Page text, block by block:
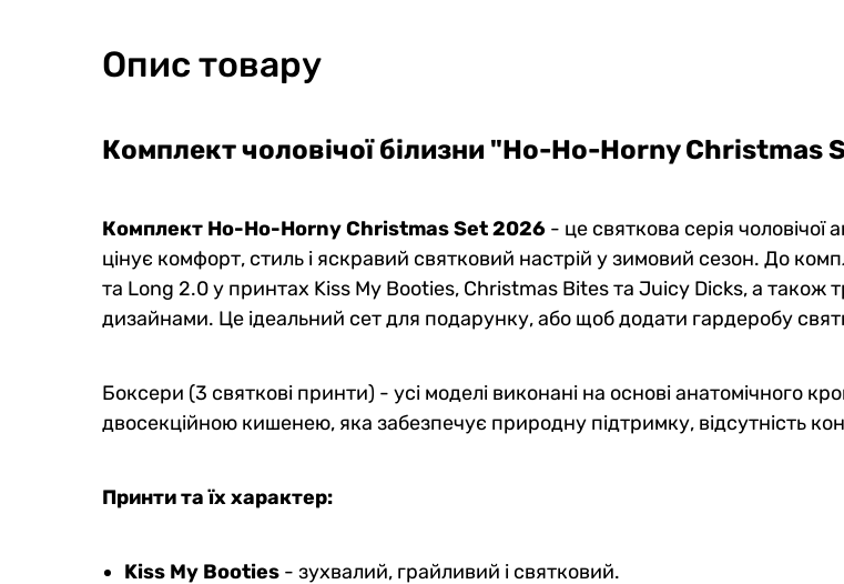
Опис товару
Комплект чоловічої білизни "Ho-Ho-Horny Christmas
Комплект Ho-Ho-Horny Christmas Set 2026 - це святкова серія чоловічої
цінує комфорт, стиль і яскравий святковий настрій у зимовий сезон. До
та Long 2.0 у принтах Kiss My Booties, Christmas Bites та Juicy Dicks, а також
дизайнами. Це ідеальний сет для подарунку, або щоб додати гардеробу
Боксери (3 святкові принти) - усі моделі виконані на основі анатомічного
двосекційною кишенею, яка забезпечує природну підтримку, відсутність
Принти та їх характер:
Kiss My Booties - зухвалий, грайливий і святковий.